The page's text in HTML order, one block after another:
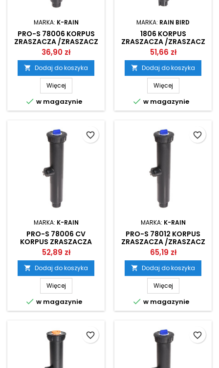
MARKA: K-RAIN
PRO-S 78006 KORPUS
ZRASZACZA /ZRASZACZ
STATYCZNY K-RAIN
36,90 zł
 Dodaj do koszyka
Więcej
 w magazynie
MARKA: RAIN BIRD
1806 KORPUS
ZRASZACZA /ZRASZACZ
STATYCZNY RAIN BIRD
51,66 zł
 Dodaj do koszyka
Więcej
 w magazynie
MARKA: K-RAIN
PRO-S 78006 CV
KORPUS ZRASZACZA
/ZRASZACZ STATYCZNY
K-RAIN
52,89 zł
 Dodaj do koszyka
Więcej
 w magazynie
favorite_border
MARKA: K-RAIN
PRO-S 78012 KORPUS
ZRASZACZA /ZRASZACZ
STATYCZNY K-RAIN
65,19 zł
 Dodaj do koszyka
Więcej
 w magazynie
favorite_border
favorite_border favorite_border